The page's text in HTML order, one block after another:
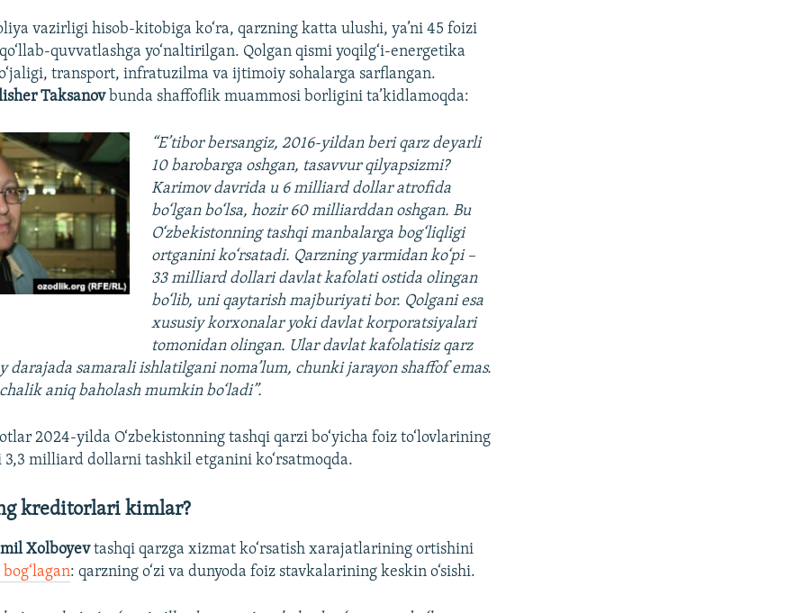
vazirligi hisob-kitobiga ko‘ra, qarzning katta ulushi, ya’ni 45 foizi
quvvatlashga yo‘naltirilgan. Qolgan qismi yoqilg‘i-energetika
transport, infratuzilma va ijtimoiy sohalarga sarflangan.
Taksanov bunda shaffoflik muammosi borligini ta’kidlamoqda:
“E’tibor bersangiz, 2016-yildan beri qarz deyarli
10 barobarga oshgan, tasavvur qilyapsizmi?
Karimov davrida u 6 milliard dollar atrofida
bo‘lgan bo‘lsa, hozir 60 milliarddan oshgan. Bu
O‘zbekistonning tashqi manbalarga bog‘liqligi
ortganini ko‘rsatadi. Qarzning yarmidan ko‘pi –
33 milliard dollari davlat kafolati ostida olingan
bo‘lib, uni qaytarish majburiyati bor. Qolgani esa
xususiy korxonalar yoki davlat korporatsiyalari
tomonidan olingan. Ular davlat kafolatisiz qarz
darajada samarali ishlatilgani noma’lum, chunki jarayon shaffof emas.
aniq baholash mumkin bo‘ladi”.
2024-yilda O‘zbekistonning tashqi qarzi bo‘yicha foiz to‘lovlarining
milliard dollarni tashkil etganini ko‘rsatmoqda.
kreditorlari kimlar?
Xolboyevtashqi qarzga xizmat ko‘rsatish xarajatlarining ortishini
: qarzning o‘zi va dunyoda foiz stavkalarining keskin o‘sishi.